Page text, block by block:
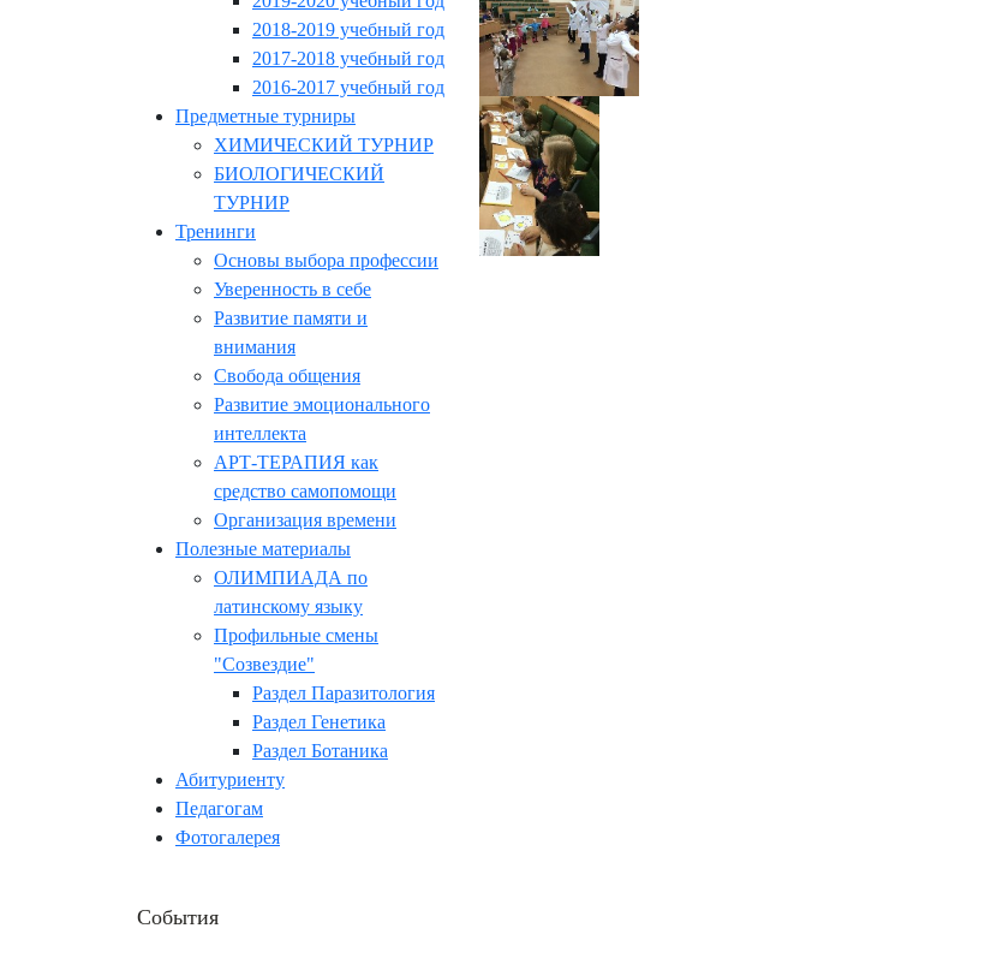
2018-2019 учебный год
2017-2018 учебный год
2016-2017 учебный год
Предметные турниры
ХИМИЧЕСКИЙ ТУРНИР
БИОЛОГИЧЕСКИЙ
ТУРНИР
Тренинги
Основы выбора профессии
Уверенность в себе
Развитие памяти и
внимания
Свобода общения
Развитие эмоционального
интеллекта
АРТ-ТЕРАПИЯ как
средство самопомощи
Организация времени
Полезные материалы
ОЛИМПИАДА по
латинскому языку
Профильные смены
"Созвездие"
Раздел Паразитология
Раздел Генетика
Раздел Ботаника
Абитуриенту
Педагогам
Фотогалерея
События